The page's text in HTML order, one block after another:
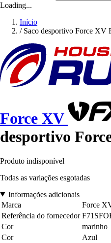
Loading...
Início
/ Saco desportivo Force XV
Force XV
desportivo
Produto indisponível
Todas as variações esgotadas
Informações adicionais
Marca
Force
Referência do fornecedor
Cor
marinho
Cor
Azul